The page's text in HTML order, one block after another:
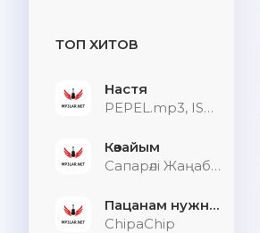
ТОП ХИТОВ
Настя
PEPEL.mp3, ISVNBITOV, Alfredovich
Көзайым
Сапарәлі Жаңабек
Пацанам нужна дыхалка
ChipaChip